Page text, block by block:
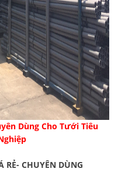
Dùng Cho Tưới Tiêu
RẺ- CHUYÊN DÙNG